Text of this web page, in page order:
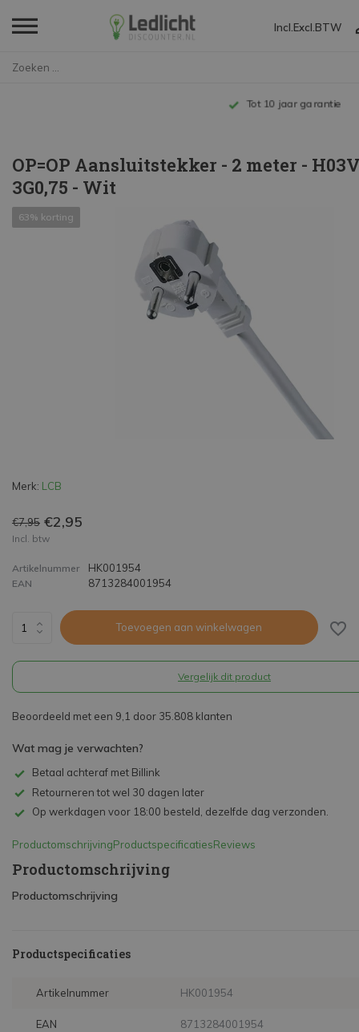
Incl. Excl. BTW
Tot 10 jaar garantie
OP=OP Aansluitstekker - 2 meter -
3G0,75 - Wit
63% korting
Merk: LCB
€7,95 €2,95
Incl. btw
Artikelnummer HK001954
EAN 8713284001954
Toevoegen aan winkelwagen
Vergelijk dit product
Beoordeeld met een 9,1 door 35.808 klanten
Wat mag je verwachten?
Betaal achteraf met Billink
Retourneren tot wel 30 dagen later
Op werkdagen voor 18:00 besteld, dezelfde dag verzonden.
ProductomschrijvingProductspecificatiesReviews
Productomschrijving
Productomschrijving
Productspecificaties
Artikelnummer HK001954
EAN 8713284001954